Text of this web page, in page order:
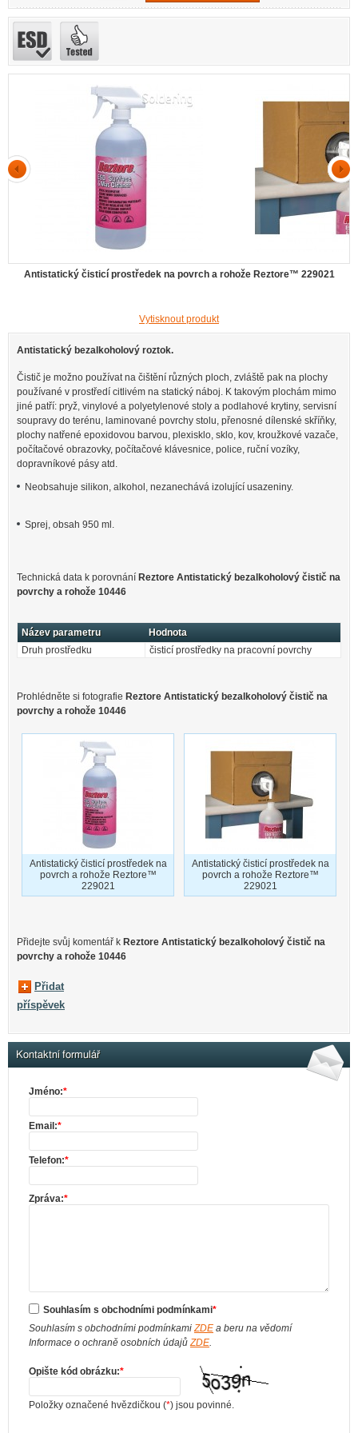
Antistatický čisticí prostředek na povrch a rohože Reztore™ 229021
Vytisknout produkt
Antistatický bezalkoholový roztok.
Čistič je možno používat na čištění různých ploch, zvláště pak na plochy
používané v prostředí citlivém na statický náboj. K takovým plochám mimo
jiné patří: pryž, vinylové a polyetylenové stoly a podlahové krytiny, servisní
soupravy do terénu, laminované povrchy stolu, přenosné dílenské skříňky,
plochy natřené epoxidovou barvou, plexisklo, sklo, kov, kroužkové vazače,
počítačové obrazovky, počítačové klávesnice, police, ruční vozíky,
dopravníkové pásy atd.
Neobsahuje silikon, alkohol, nezanechává izolující usazeniny.
Sprej, obsah 950 ml.
Technická data k porovnání Reztore Antistatický bezalkoholový čistič na
povrchy a rohože 10446
Název parametru
Hodnota
Druh prostředku
čisticí prostředky na pracovní povrchy
Prohlédněte si fotografie Reztore Antistatický bezalkoholový čistič na
povrchy a rohože 10446
Antistatický čisticí prostředek na
povrch a rohože Reztore™
229021
Antistatický čisticí prostředek na
povrch a rohože Reztore™
229021
Přidejte svůj komentář k Reztore Antistatický bezalkoholový čistič na
povrchy a rohože 10446
Přidat
příspěvek
Kontaktní formulář
Jméno:*
Email:*
Telefon:*
Zpráva:*
Souhlasím s obchodními podmínkami*
Souhlasím s obchodními podmínkamiZDE a beru na vědomí
Informace o ochraně osobních údajůZDE.
Opište kód obrázku:*
Položky označené hvězdičkou (*) jsou povinné.